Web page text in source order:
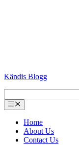
Kändis Blogg
Menu
Home
About Us
Contact Us